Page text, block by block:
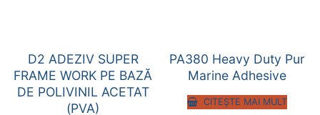
D2 ADEZIV SUPER
FRAME WORK PE BAZĂ
DE POLIVINIL ACETAT
(PVA)
PA380 Heavy Duty Pur
Marine Adhesive
CITEȘTE MAI MULT